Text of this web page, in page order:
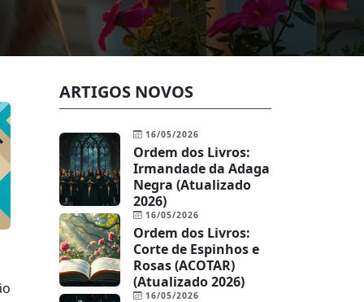
ARTIGOS NOVOS
16/05/2026
Ordem dos Livros:
Irmandade da Adaga
Negra (Atualizado
2026)
16/05/2026
Ordem dos Livros:
Corte de Espinhos e
Rosas (ACOTAR)
(Atualizado 2026)
16/05/2026